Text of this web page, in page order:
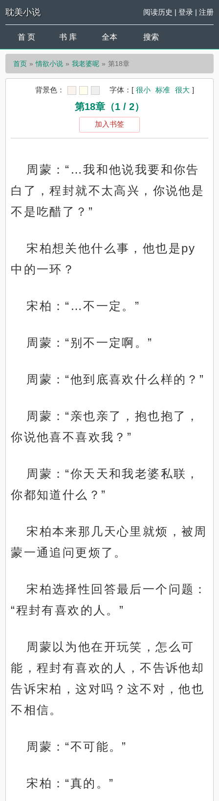
耽美小说 阅读历史 | 登录| 注册
首 页 书 库 全本 搜索
首页 情欲小说 我老婆呢 第18章
背景色： 字体： [ 很小 标准 很大 ]
第18章（1 / 2）
加入书签
周蒙：“…我和他说我要和你告
白了，程封就不太高兴，你说他是
不是吃醋了？”
宋柏想关他什么事，他也是py
中的一环？
宋柏：“…不一定。”
周蒙：“别不一定啊。”
周蒙：“他到底喜欢什么样的？”
周蒙：“亲也亲了，抱也抱了，
你说他喜不喜欢我？”
周蒙：“你天天和我老婆私联，
你都知道什么？”
宋柏本来那几天心里就烦，被周
蒙一通追问更烦了。
宋柏选择性回答最后一个问题：
“程封有喜欢的人。”
周蒙以为他在开玩笑，怎么可
能，程封有喜欢的人，不告诉他却
告诉宋柏，这对吗？这不对，他也
不相信。
周蒙：“不可能。”
宋柏：“真的。”